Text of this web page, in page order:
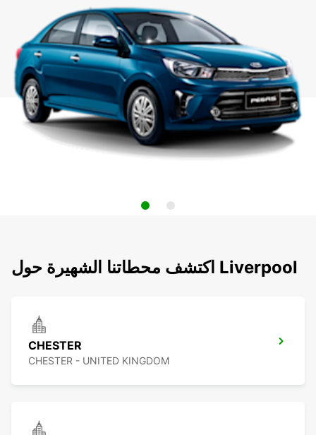
اكتشف محطاتنا الشهيرة حول Liverpool
CHESTER
CHESTER - UNITED KINGDOM